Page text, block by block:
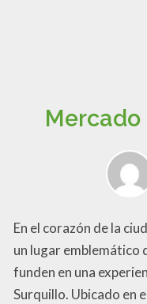
En el corazón de la
un lugar emblemático
funden en una
Surquillo. Ubicado en